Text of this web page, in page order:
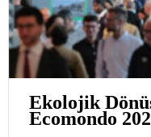
Ekolojik
Ecomondo